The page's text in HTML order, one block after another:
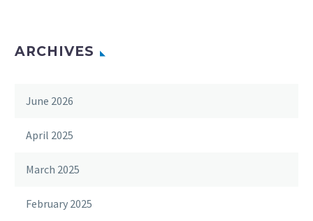
ARCHIVES
June 2026
April 2025
March 2025
February 2025